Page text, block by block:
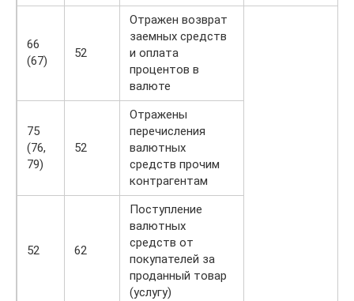
66
(67)
52
Отражен возврат
заемных средств
и оплата
процентов в
валюте
75
(76,
79)
52
Отражены
перечисления
валютных
средств прочим
контрагентам
52 62
Поступление
валютных
средств от
покупателей за
проданный товар
(услугу)